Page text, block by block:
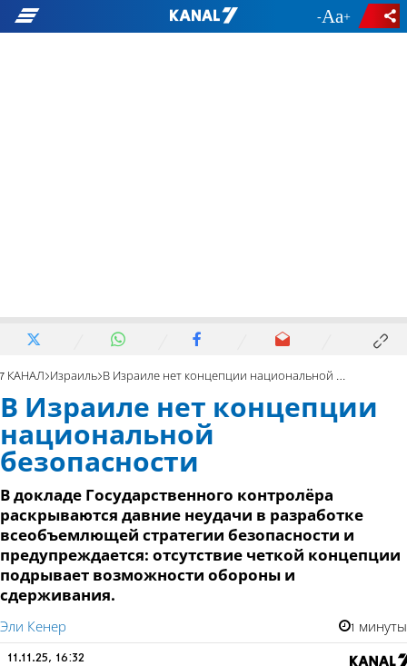
- +
7 КАНАЛ Израиль В Израиле нет концепции национальной безопасности
В Израиле нет концепции
национальной
безопасности
В докладе Государственного контролёра
раскрываются давние неудачи в разработке
всеобъемлющей стратегии безопасности и
предупреждается: отсутствие четкой концепции
подрывает возможности обороны и
сдерживания.
Эли Кенер 1 минуты
11.11.25, 16:32